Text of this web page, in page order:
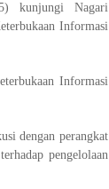
kunjungi Nagari
Informasi
Informasi
dengan perangkat
pengelolaan